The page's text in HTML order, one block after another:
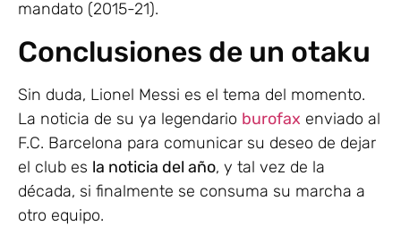
mandato (2015-21).
Conclusiones de un otaku
Sin duda, Lionel Messi es el tema del momento.
La noticia de su ya legendario burofax enviado al
F.C. Barcelona para comunicar su deseo de dejar
el club es la noticia del año, y tal vez de la
década, si finalmente se consuma su marcha a
otro equipo.